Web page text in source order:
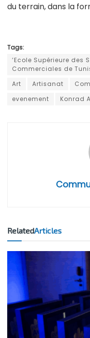
du terrain, dans la
Tags:
’Ecole Supérieure des
Commerciales de
Art
Artisanat
evenement
Konrad
RelatedArticles